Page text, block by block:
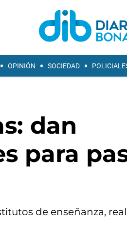
OPINIÓN SOCIEDAD
dan
para
de enseñanza,